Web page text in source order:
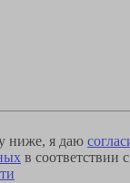
ниже, я даю
в соответствии с